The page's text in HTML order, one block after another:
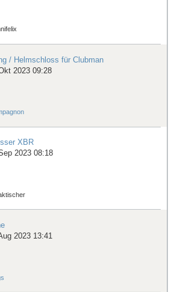
/ Helmschloss für Clubman
2023 09:28
XBR
2023 08:18
2023 13:41